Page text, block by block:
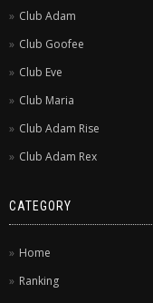
Club Adam
Club Goofee
Club Eve
Club Maria
Club Adam Rise
Club Adam Rex
CATEGORY
Home
Ranking